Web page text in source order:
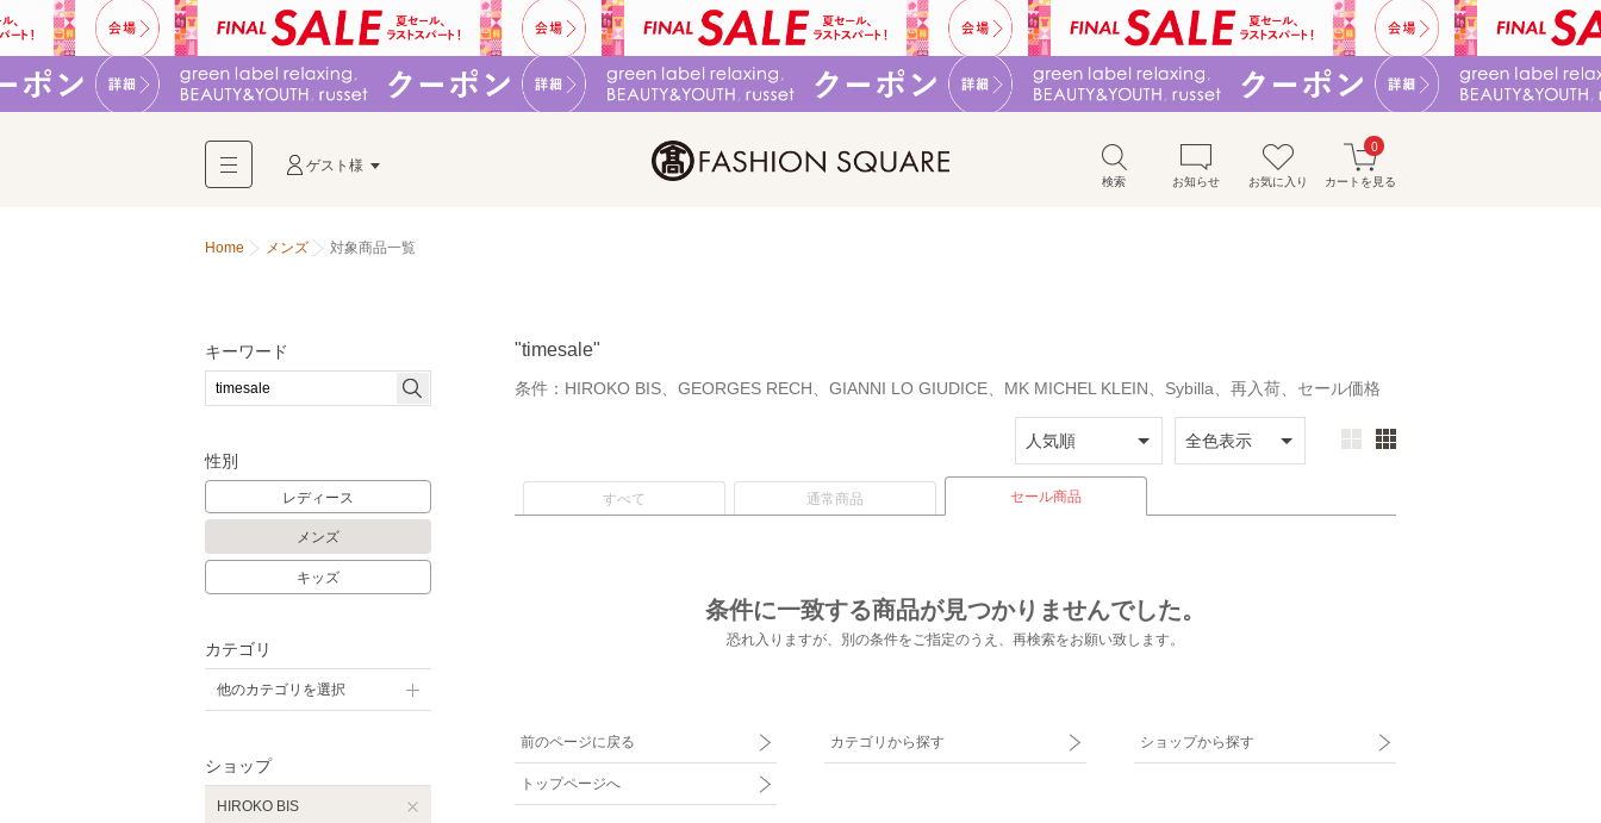
ゲスト様
検索 お知らせ お気に入り カートを見る
0
Home メンズ 対象商品一覧
"timesale"
条件： HIROKO BIS、GEORGES RECH、GIANNI LO GIUDICE、MK MICHEL KLEIN、Sybilla、再入荷、セール価格
すべて 通常商品 セール商品
条件に一致する商品が見つかりませんでした。
恐れ入りますが、別の条件をご指定のうえ、 再検索をお願い致します。
前のページに戻る カテゴリから探す ショップから探す
トップページへ
キーワード
性別
レディース
メンズ
キッズ
カテゴリ
他のカテゴリを選択
ショップ
HIROKO BIS